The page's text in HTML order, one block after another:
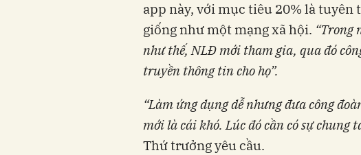
app này, với mục tiêu 20% là
giống như một mạng xã hội. “Trong
như thế, NLĐ mới tham gia, qua đó
truyền thông tin cho họ”.
“Làm ứng dụng dễ nhưng đưa công
mới là cái khó. Lúc đó cần có sự chung
Thứ trưởng yêu cầu.